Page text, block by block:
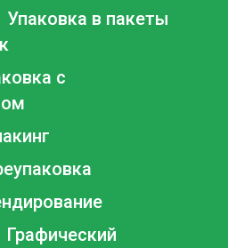
Упаковка в пакеты
с
Графический